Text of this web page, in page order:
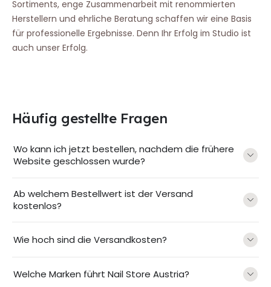
Sortiments, enge Zusammenarbeit mit renommierten
Herstellern und ehrliche Beratung schaffen wir eine Basis
für professionelle Ergebnisse. Denn Ihr Erfolg im Studio ist
auch unser Erfolg.
Häufig gestellte Fragen
Wo kann ich jetzt bestellen, nachdem die frühere
Website geschlossen wurde?
Ab welchem Bestellwert ist der Versand
kostenlos?
Wie hoch sind die Versandkosten?
Welche Marken führt Nail Store Austria?